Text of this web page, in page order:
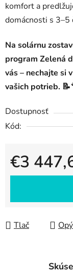
komfort a
domácnosti s 3–5
Na solárnu
program Zelená
vás – nechajte si
vašich potrieb.
Dostupnosť
Kód:
€3
Jednotková cena:
Tlač